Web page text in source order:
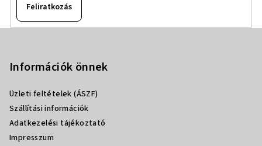
Feliratkozás
Információk önnek
Üzleti feltételek (ÁSZF)
Szállítási információk
Adatkezelési tájékoztató
Impresszum